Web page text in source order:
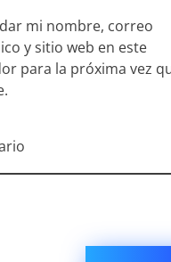
mi nombre, correo
y sitio web en este
para la próxima vez